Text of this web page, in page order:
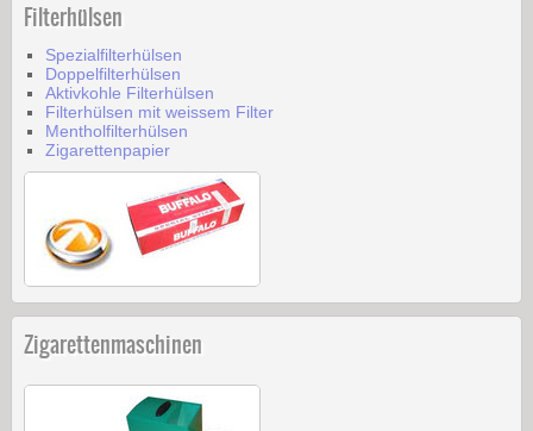
Filterhülsen
Spezialfilterhülsen
Doppelfilterhülsen
Aktivkohle Filterhülsen
Filterhülsen mit weissem Filter
Mentholfilterhülsen
Zigarettenpapier
Zigarettenmaschinen